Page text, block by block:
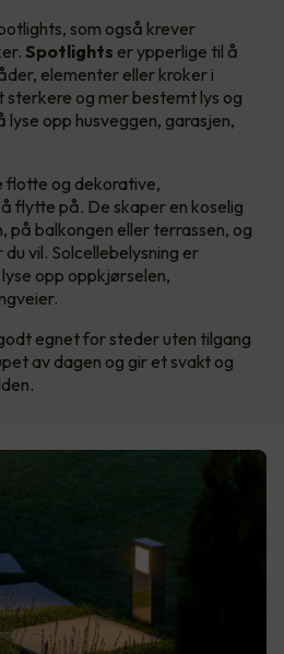
som også krever
Spotlights er ypperlige til å
elementer eller kroker i
sterkere og mer bestemt lys og
lyse opp husveggen, garasjen,
flotte og dekorative,
flytte på. De skaper en koselig
på balkongen eller terrassen, og
vil. Solcellebelysning er
opp oppkjørselen,
egnet for steder uten tilgang
av dagen og gir et svakt og